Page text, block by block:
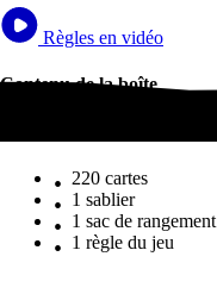
Règles en vidéo
Contenu de la boîte
220 cartes
1 sablier
1 sac de rangement
1 règle du jeu